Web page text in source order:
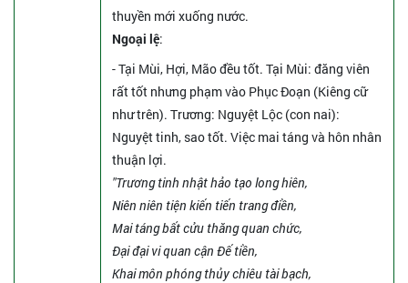
thuyền mới xuống nước.
Ngoại lệ:
- Tại Mùi, Hợi, Mão đều tốt. Tại Mùi: đăng viên
rất tốt nhưng phạm vào Phục Đoạn (Kiêng cữ
như trên). Trương: Nguyệt Lộc (con nai):
Nguyệt tinh, sao tốt. Việc mai táng và hôn nhân
thuận lợi.
"Trương tinh nhật hảo tạo long hiên,
Niên niên tiện kiến tiến trang điền,
Mai táng bất cửu thăng quan chức,
Đại đại vi quan cận Đế tiền,
Khai môn phóng thủy chiêu tài bạch,